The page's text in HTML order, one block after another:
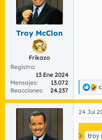
Troy McClon
Frikazo
Registro
13 Ene 2024
Mensajes
13.072
Reacciones
24.237
R
e
c
c
o
24 Jul